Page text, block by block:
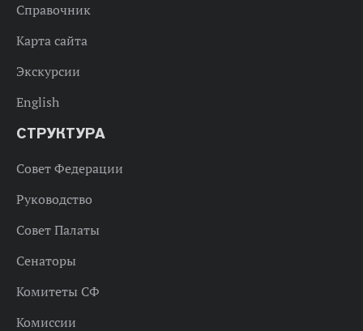
Справочник
Карта сайта
Экскурсии
English
СТРУКТУРА
Совет Федерации
Руководство
Совет Палаты
Сенаторы
Комитеты СФ
Комиссии